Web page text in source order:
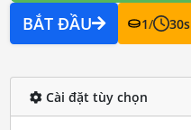
BẮT ĐẦU 1/ 30s
Cài đặt tùy chọn